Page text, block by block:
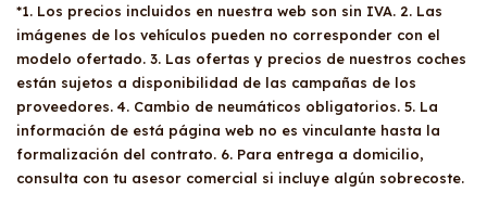
*1. Los precios incluidos en nuestra web son sin IVA. 2. Las
imágenes de los vehículos pueden no corresponder con el
modelo ofertado. 3. Las ofertas y precios de nuestros coches
están sujetos a disponibilidad de las campañas de los
proveedores. 4. Cambio de neumáticos obligatorios. 5. La
información de está página web no es vinculante hasta la
formalización del contrato. 6. Para entrega a domicilio,
consulta con tu asesor comercial si incluye algún sobrecoste.